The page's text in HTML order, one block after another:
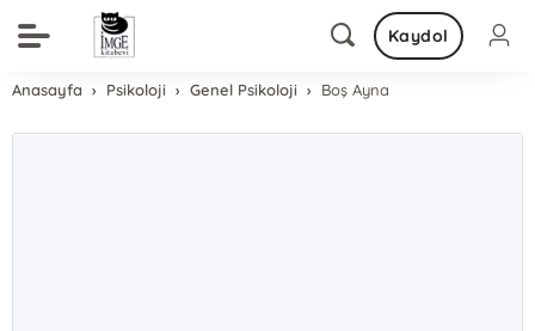
Kaydol
Anasayfa Psikoloji Genel Psikoloji Boş Ayna